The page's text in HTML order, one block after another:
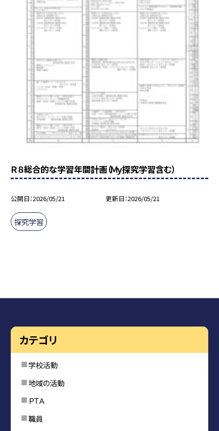
Ｒ８総合的な学習年間計画（Ｍｙ探究学習含む）
公開日 2026/05/21 更新日 2026/05/21
探究学習
カテゴリ
学校活動
地域の活動
ＰＴＡ
職員